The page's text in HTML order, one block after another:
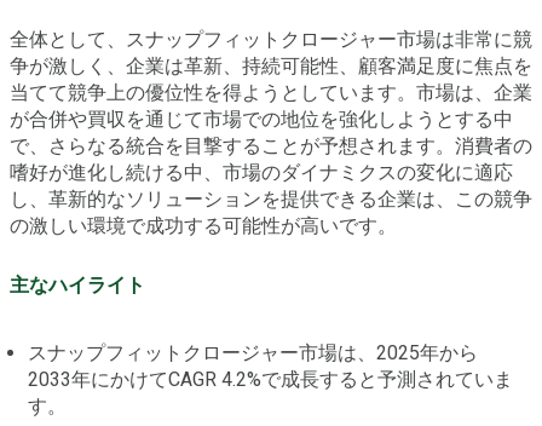
全体として、スナップフィットクロージャー市場は非常に競
争が激しく、企業は革新、持続可能性、顧客満足度に焦点を
当てて競争上の優位性を得ようとしています。市場は、企業
が合併や買収を通じて市場での地位を強化しようとする中
で、さらなる統合を目撃することが予想されます。消費者の
嗜好が進化し続ける中、市場のダイナミクスの変化に適応
し、革新的なソリューションを提供できる企業は、この競争
の激しい環境で成功する可能性が高いです。
主なハイライト
スナップフィットクロージャー市場は、2025年から
2033年にかけてCAGR 4.2%で成長すると予測されていま
す。